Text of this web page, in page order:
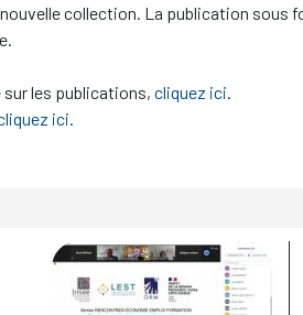
collection. La publication
sur les publications, cliquez ici.
ici.